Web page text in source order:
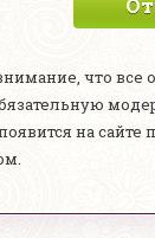
что все
на сайте